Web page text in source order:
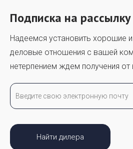
Подписка на рассылку
Надеемся установить хорошие
деловые отношения с вашей
нетерпением ждем получения
Найти дилера